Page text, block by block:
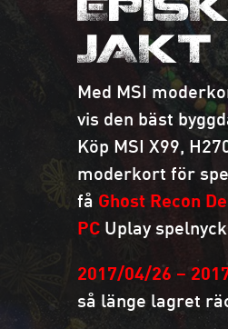
JAKT
Med MSI
vis den bäst
Köp MSI X99,
moderkort för
få Ghost Recon
PC Uplay
2017/04/26 –
så länge lagret